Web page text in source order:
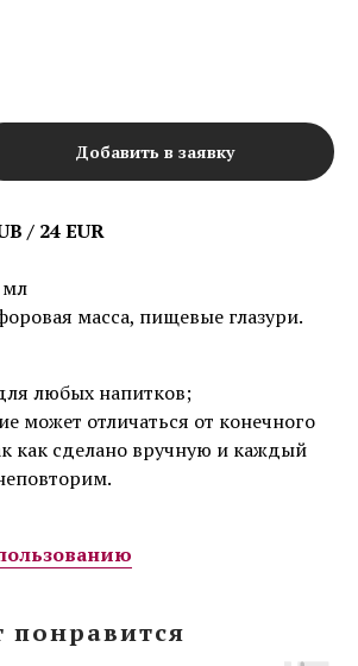
Добавить в заявку
/ 24 EUR
мл
масса, пищевые глазури.
любых напитков;
может отличаться от конечного
как сделано вручную и каждый